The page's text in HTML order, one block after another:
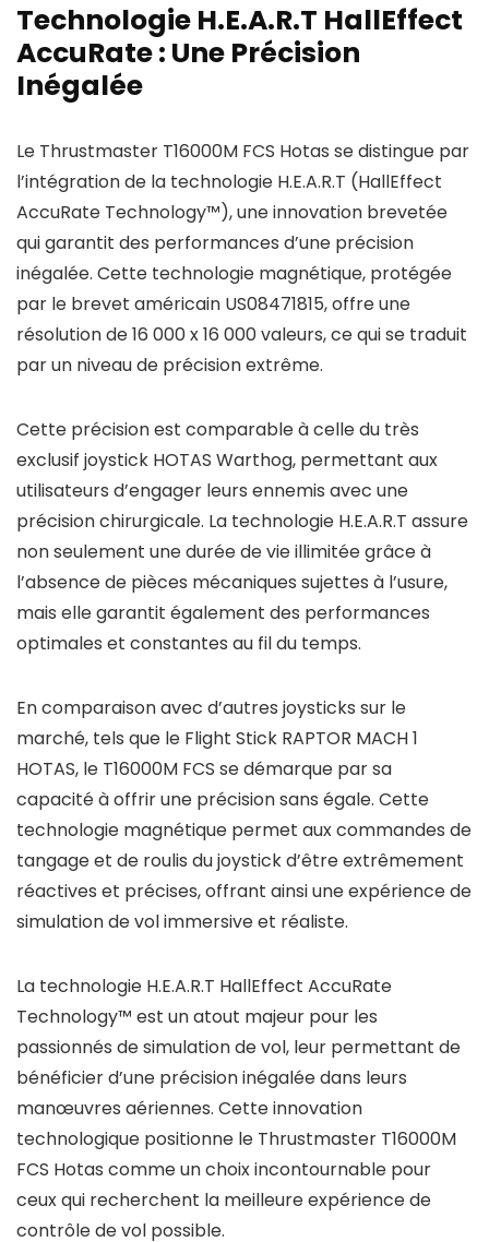
Technologie H.E.A.R.T HallEffect
AccuRate : Une Précision
Inégalée
Le Thrustmaster T16000M FCS Hotas se distingue par
l’intégration de la technologie H.E.A.R.T (HallEffect
AccuRate Technology™), une innovation brevetée
qui garantit des performances d’une précision
inégalée. Cette technologie magnétique, protégée
par le brevet américain US08471815, offre une
résolution de 16 000 x 16 000 valeurs, ce qui se traduit
par un niveau de précision extrême.
Cette précision est comparable à celle du très
exclusif joystick HOTAS Warthog, permettant aux
utilisateurs d’engager leurs ennemis avec une
précision chirurgicale. La technologie H.E.A.R.T assure
non seulement une durée de vie illimitée grâce à
l’absence de pièces mécaniques sujettes à l’usure,
mais elle garantit également des performances
optimales et constantes au fil du temps.
En comparaison avec d’autres joysticks sur le
marché, tels que le Flight Stick RAPTOR MACH 1
HOTAS, le T16000M FCS se démarque par sa
capacité à offrir une précision sans égale. Cette
technologie magnétique permet aux commandes de
tangage et de roulis du joystick d’être extrêmement
réactives et précises, offrant ainsi une expérience de
simulation de vol immersive et réaliste.
La technologie H.E.A.R.T HallEffect AccuRate
Technology™ est un atout majeur pour les
passionnés de simulation de vol, leur permettant de
bénéficier d’une précision inégalée dans leurs
manœuvres aériennes. Cette innovation
technologique positionne le Thrustmaster T16000M
FCS Hotas comme un choix incontournable pour
ceux qui recherchent la meilleure expérience de
contrôle de vol possible.